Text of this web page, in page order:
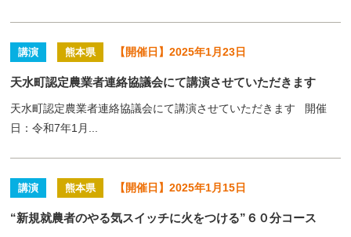
講演 熊本県 【開催日】2025年1月23日
天水町認定農業者連絡協議会にて講演させていただきます
天水町認定農業者連絡協議会にて講演させていただきます 開催
日：令和7年1月...
講演 熊本県 【開催日】2025年1月15日
“新規就農者のやる気スイッチに火をつける”６０分コース